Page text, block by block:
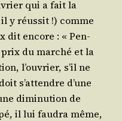
qui a fait la
y réus­sit !) comme
dit encore : « Pen­
du mar­ché et la
l’ou­vrier, s’il ne
s’at­tendre d’une
dimi­nu­tion de
il lui fau­dra même,